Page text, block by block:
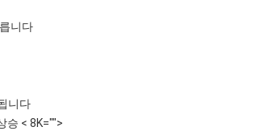
니다
니다
승 < 8K="">